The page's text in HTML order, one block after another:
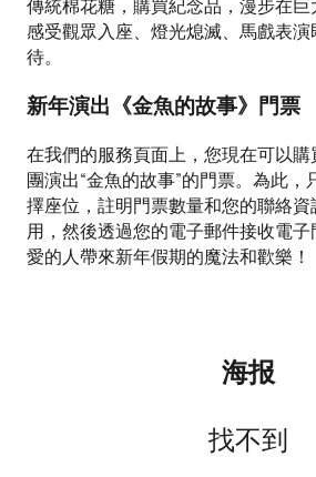
傳統棉花糖，購買紀念品，漫步在
感受觀眾入座、燈光熄滅、馬戲表
待。
新年演出《金魚的故事》門票
在我們的服務頁面上，您現在可以
團演出“金魚的故事”的門票。為此，
擇座位，註明門票數量和您的聯絡
用，然後透過您的電子郵件接收電
愛的人帶來新年假期的魔法和歡樂！
海报
找不到